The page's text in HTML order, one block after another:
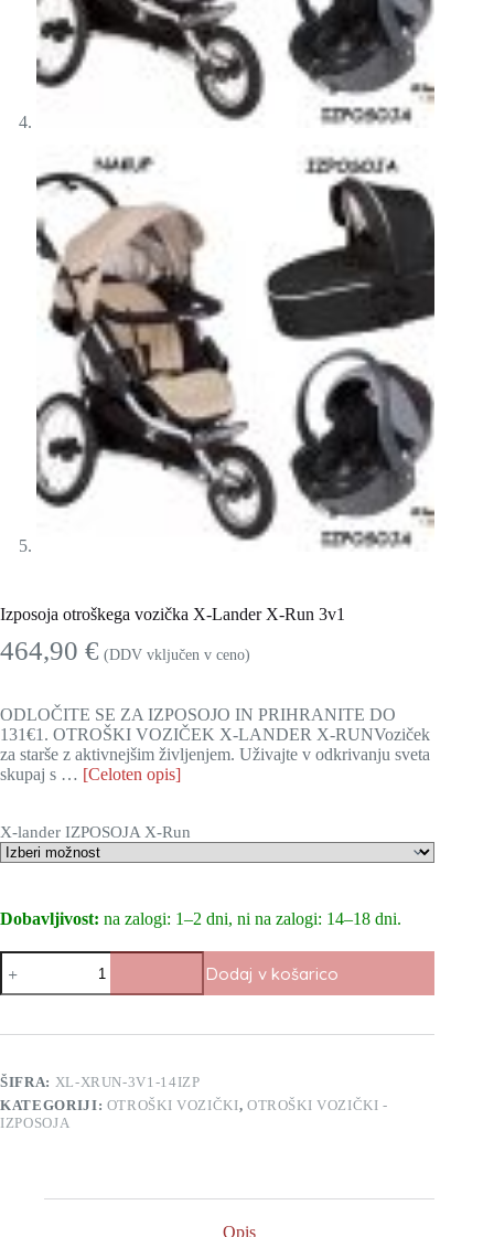
Izposoja otroškega vozička X-Lander X-Run 3v1
464,90 € (DDV vključen v ceno)
ODLOČITE SE ZA IZPOSOJO IN PRIHRANITE DO
131€1. OTROŠKI VOZIČEK X-LANDER X-RUNVoziček
za starše z aktivnejšim življenjem. Uživajte v odkrivanju sveta
skupaj s … [Celoten opis]
X-lander IZPOSOJA X-Run
Dobavljivost: na zalogi: 1–2 dni, ni na zalogi: 14–18 dni.
Izposoja
otroškega
vozička
Lander
Run
3v1
količina
Dodaj v košarico
ŠIFRA: XL-XRUN-3V1-14IZP
KATEGORIJI: OTROŠKI VOZIČKI, OTROŠKI VOZIČKI -
IZPOSOJA
Opis